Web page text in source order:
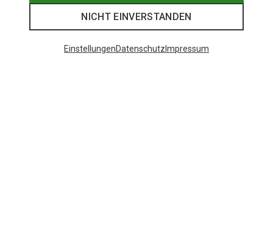
NICHT EINVERSTANDEN
EinstellungenDatenschutz Impressum